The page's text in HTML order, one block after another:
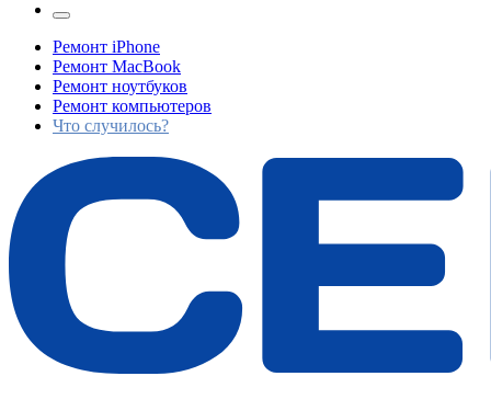
Ремонт iPhone
Ремонт MacBook
Ремонт ноутбуков
Ремонт компьютеров
Что случилось?